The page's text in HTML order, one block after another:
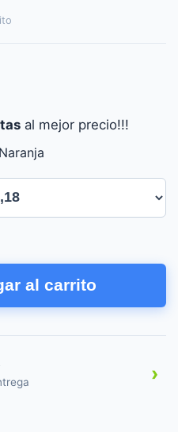
al mejor precio!!!
al carrito
›